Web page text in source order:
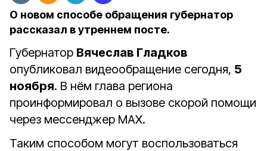
О новом способе обращения губернатор
рассказал в утреннем посте.
Губернатор Вячеслав Гладков
опубликовал видеообращение сегодня, 5
ноября. В нём глава региона
проинформировал о вызове скорой помощи
через мессенджер MAX.
Таким способом могут воспользоваться